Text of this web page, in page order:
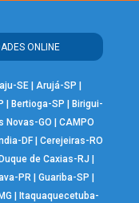
ONLINE
SE| Arujá-SP
Bertioga-SP
Birigui-
Novas-GO |CAMPO
DF| Cerejeiras-RO
Duque de Caxias-RJ
PR |Guariba-SP
Itaquaquecetuba-